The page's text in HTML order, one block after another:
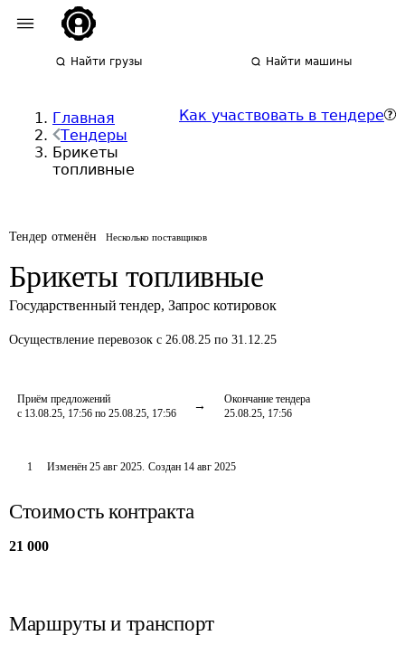
Найти грузы Найти машины
Главная
Тендеры
Брикеты
топливные
Как участвовать в тендере
Тендер отменён Несколько поставщиков
Брикеты топливные
Государственный тендер, Запрос котировок
Осуществление перевозок с 26.08.25 по 31.12.25
Приём предложений
с 13.08.25, 17:56 по 25.08.25, 17:56
Окончание тендера
25.08.25, 17:56
1 Изменён 25 авг 2025. Создан 14 авг 2025
Стоимость контракта
21 000
Маршруты и транспорт